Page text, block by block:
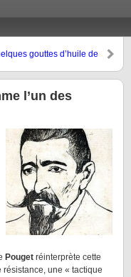
gouttes d’huile de
l’un des
Pouget réinterprète cette
résistance, une « tactique